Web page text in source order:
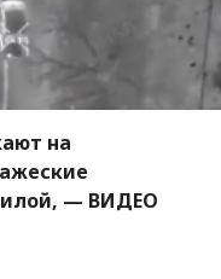
на
— ВИДЕО